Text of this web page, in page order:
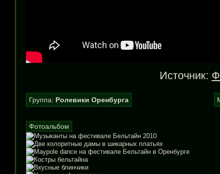
Источник:
Группа: Ролевики Оренбурга
Фотоальбом